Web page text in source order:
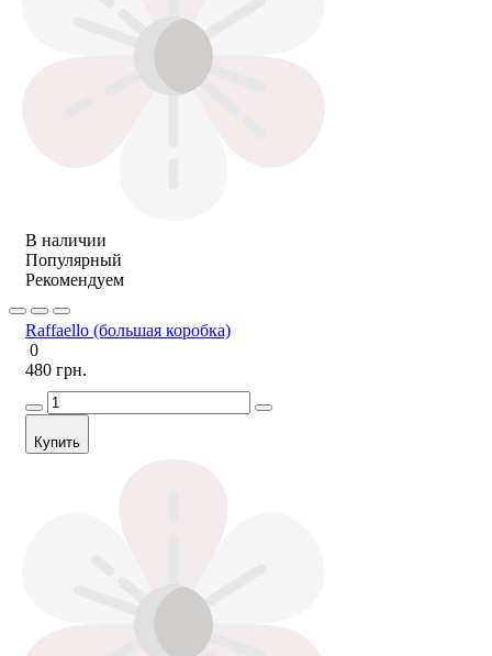
В наличии
Популярный
Рекомендуем
Raffaello (большая коробка)
0
480 грн.
Купить